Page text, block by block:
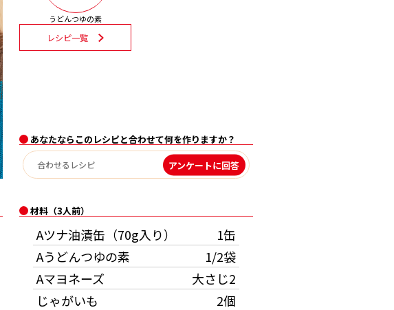
うどんつゆの素
レシピ一覧
あなたならこのレシピと合わせて何を作りますか？
アンケートに回答
材料（3人前）
Aツナ油漬缶（70g入り）
1缶
Aうどんつゆの素
1/2袋
Aマヨネーズ
大さじ2
じゃがいも
2個